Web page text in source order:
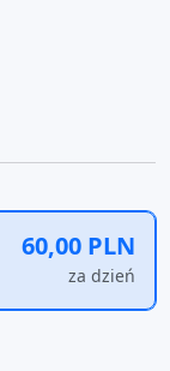
60,00 PLN
za dzień